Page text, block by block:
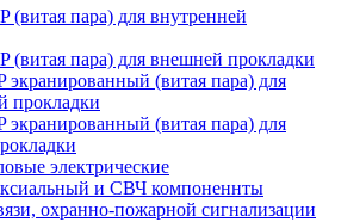
(витая пара) для внутренней
(витая пара) для внешней прокладки
экранированный (витая пара) для
прокладки
экранированный (витая пара) для
электрические
и СВЧ компоненнты
охранно-пожарной сигнализации